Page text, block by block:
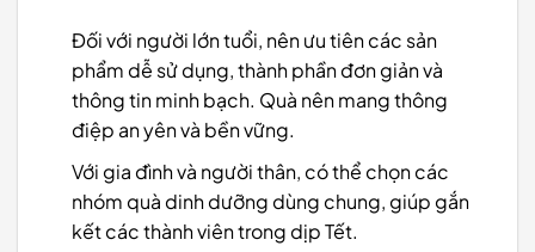
Đối với người lớn tuổi, nên ưu tiên các sản
phẩm dễ sử dụng, thành phần đơn giản và
thông tin minh bạch. Quà nên mang thông
điệp an yên và bền vững.
Với gia đình và người thân, có thể chọn các
nhóm quà dinh dưỡng dùng chung, giúp gắn
kết các thành viên trong dịp Tết.